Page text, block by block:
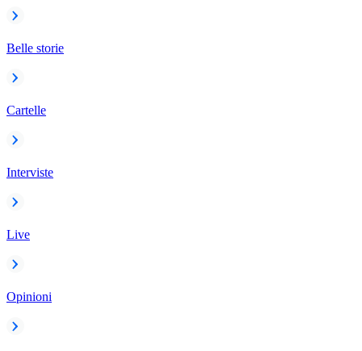
Belle storie
Cartelle
Interviste
Live
Opinioni